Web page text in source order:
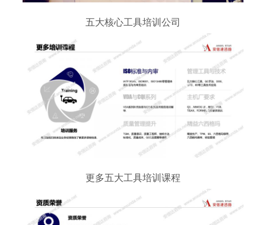
五大核心工具培训公司
更多五大工具培训课程